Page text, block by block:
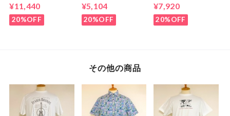
¥11,440
20%OFF
shirts White /
Green
¥5,104
20%OFF
¥7,920
20%OFF
その他の商品